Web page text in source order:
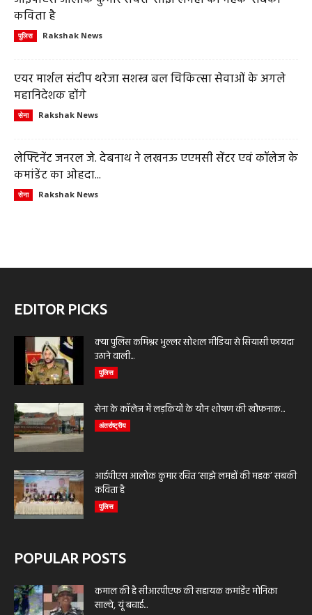
कविता है
पुलिस Rakshak News
एयर मार्शल संदीप थरेजा सशस्त्र बल चिकित्सा सेवाओं के अगले
महानिदेशक होंगे
सेना Rakshak News
लेफ्टिनेंट जनरल जे. देबनाथ ने लखनऊ एएमसी सेंटर एवं कॉलेज के
कमांडेंट का ओहदा...
सेना Rakshak News
EDITOR PICKS
क्या पुलिस कमिश्नर भुल्लर सोशल मीडिया से सियासी फायदा
उठाने वाली...
पुलिस
सेना के कॉलेज में लड़कियों के यौन शोषण की खौफनाक...
अंतर्राष्ट्रीय
आईपीएस आलोक कुमार रचित ‘साझे लमहों की महक’ सबकी
कविता है
पुलिस
POPULAR POSTS
कमाल की है सीआरपीएफ की सहायक कमांडेंट मोनिका
साल्वे, यूं बचाई...